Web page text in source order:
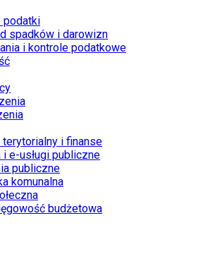
podatki
spadków i darowizn
i kontrole podatkowe
i finanse
i e-usługi publiczne
publiczne
komunalna
budżetowa